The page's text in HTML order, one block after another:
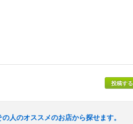
投稿する
人のオススメのお店から探せます。